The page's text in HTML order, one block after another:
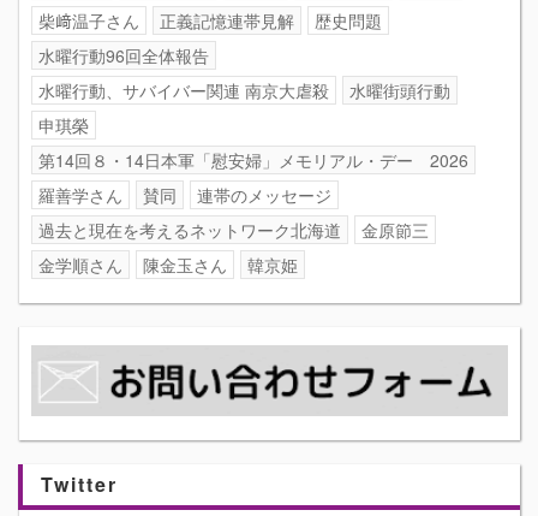
柴﨑温子さん
正義記憶連帯見解
歴史問題
水曜行動96回全体報告
水曜行動、サバイバー関連 南京大虐殺
水曜街頭行動
申琪榮
第14回８・14日本軍「慰安婦」メモリアル・デー 2026
羅善学さん
賛同
連帯のメッセージ
過去と現在を考えるネットワーク北海道
金原節三
金学順さん
陳金玉さん 韓京姫
Twitter